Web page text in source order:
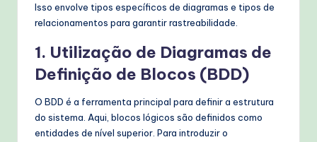
Isso envolve tipos específicos de diagramas e tipos de
relacionamentos para garantir rastreabilidade.
1. Utilização de Diagramas de
Definição de Blocos (BDD)
O BDD é a ferramenta principal para definir a estrutura
do sistema. Aqui, blocos lógicos são definidos como
entidades de nível superior. Para introduzir o